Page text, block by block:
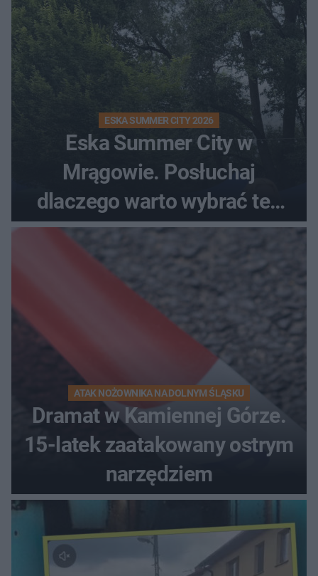
ESKA SUMMER CITY 2026
Eska Summer City w
Mrągowie. Posłuchaj
dlaczego warto wybrać ten
kierunek na urlop!
ATAK NOŻOWNIKA NA DOLNYM ŚLĄSKU
Dramat w Kamiennej Górze.
15-latek zaatakowany ostrym
narzędziem